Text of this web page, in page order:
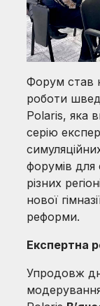
Форум став
роботи
Polaris, яка
серію
форумів
різних
нової
реформи.
Експертна
Упродовж